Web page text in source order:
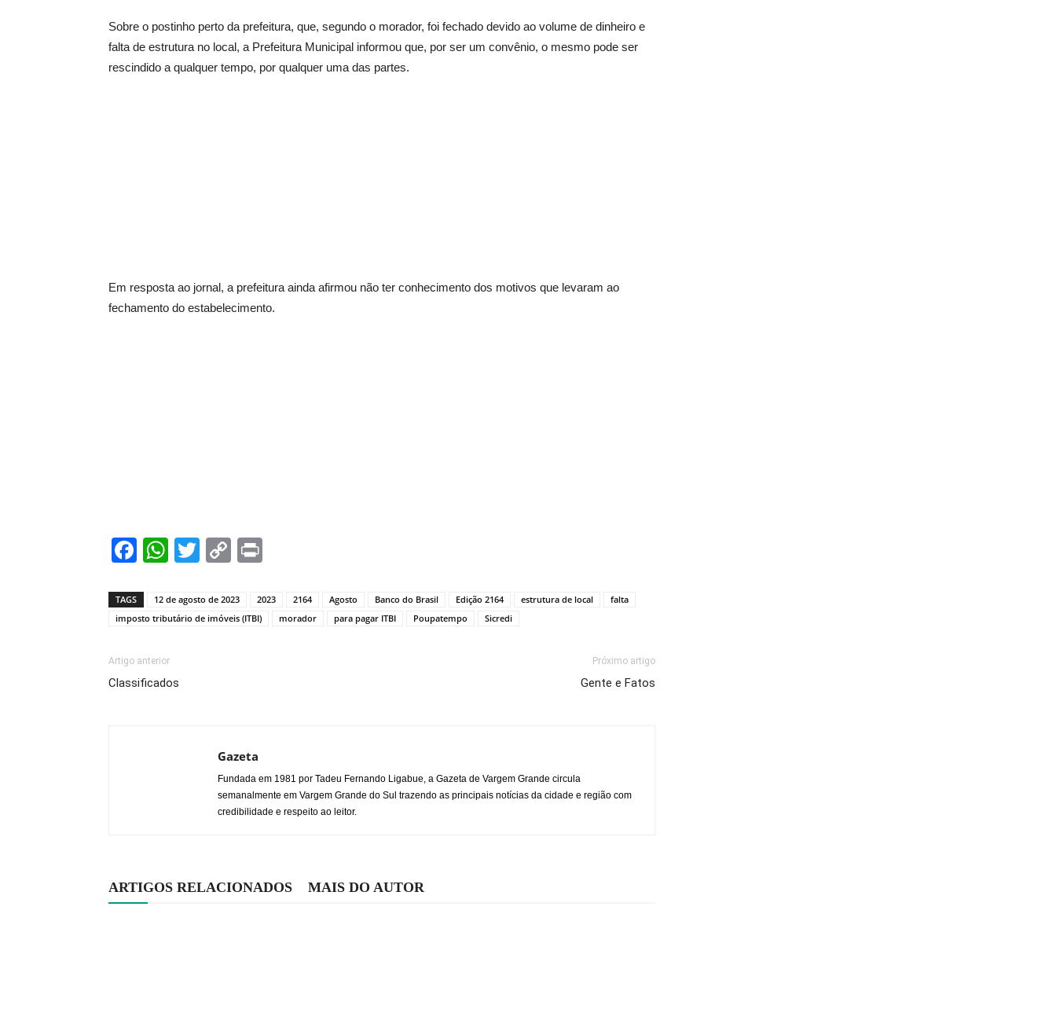
Sobre o postinho perto da prefeitura, que, segundo o morador, foi fechado devido ao volume de dinheiro e
falta de estrutura no local, a Prefeitura Municipal informou que, por ser um convênio, o mesmo pode ser
rescindido a qualquer tempo, por qualquer uma das partes.
Em resposta ao jornal, a prefeitura ainda afirmou não ter conhecimento dos motivos que levaram ao
fechamento do estabelecimento.
Facebook
WhatsApp
TwitterCopy
TAGS 12 de agosto de 2023 2023 2164 Agosto Banco do Brasil Edição 2164 estrutura de local
falta
imposto tributário de imóveis (ITBI)
morador para pagar ITBI Poupatempo Sicredi
Artigo anterior
Classificados
Próximo artigo
Gente e Fatos
Gazeta
Fundada em 1981 por Tadeu Fernando Ligabue, a Gazeta de Vargem Grande circula
semanalmente em Vargem Grande do Sul trazendo as principais notícias da cidade e região com
credibilidade e respeito ao leitor.
ARTIGOS RELACIONADOS MAIS DO AUTOR